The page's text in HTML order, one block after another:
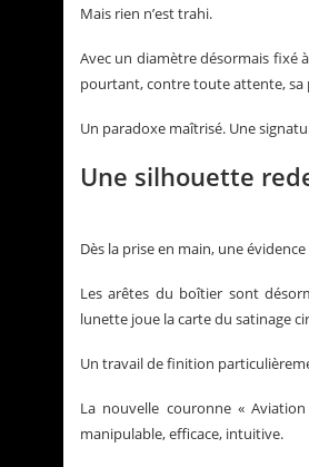
Mais rien n’est trahi.
Avec un diamètre désormais fixé
pourtant, contre toute attente, sa
Un paradoxe maîtrisé. Une
Une silhouette
Dès la prise en main, une
Les arêtes du boîtier sont
lunette joue la carte du satinage
Un travail de finition
La nouvelle couronne «
manipulable, efficace, intuitive.